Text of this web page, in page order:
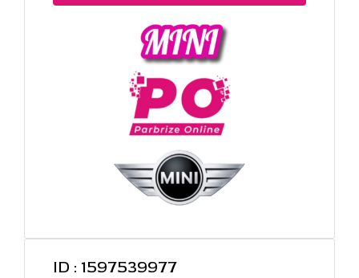
ID : 1597539977